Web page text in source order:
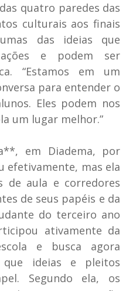
quatro paredes das
culturais aos finais
das ideias que
e podem ser
“Estamos em um
para entender o
Eles podem nos
um lugar melhor.”
em Diadema, por
efetivamente, mas ela
de aula e corredores
de seus papéis e da
do terceiro ano
ativamente da
e busca agora
que ideias e pleitos
Segundo ela, os